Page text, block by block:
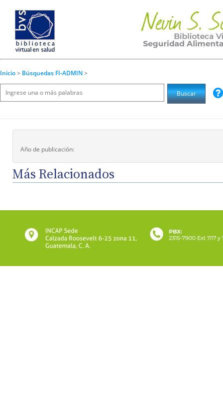
Inicio> Búsquedas FI-ADMIN>
Año de publicación:
Más Relacionados